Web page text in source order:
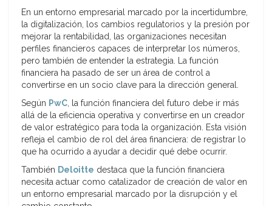
En un entorno empresarial marcado por la incertidumbre,
la digitalización, los cambios regulatorios y la presión por
mejorar la rentabilidad, las organizaciones necesitan
perfiles financieros capaces de interpretar los números,
pero también de entender la estrategia. La función
financiera ha pasado de ser un área de control a
convertirse en un socio clave para la dirección general.
Según PwC, la función financiera del futuro debe ir más
allá de la eficiencia operativa y convertirse en un creador
de valor estratégico para toda la organización. Esta visión
refleja el cambio de rol del área financiera: de registrar lo
que ha ocurrido a ayudar a decidir qué debe ocurrir.
También Deloitte destaca que la función financiera
necesita actuar como catalizador de creación de valor en
un entorno empresarial marcado por la disrupción y el